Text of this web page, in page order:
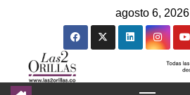
agosto 6, 2026